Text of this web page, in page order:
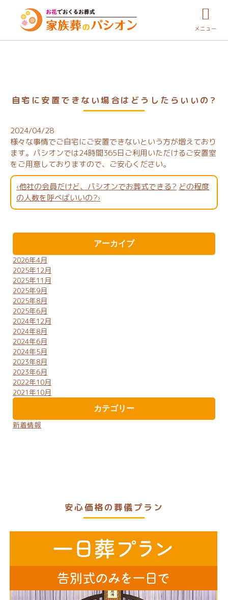
メニュー
自宅に安置できない場合はどうしたらいいの?
2024/04/28
様々な事情でご自宅にご安置できないという方が増えており
ます。パシオンでは24時間365日ご利用いただけるご安置室
をご用意しておりますので、ご安心ください。
‹他社の会員だけど、パシオンでお葬式できる? どの程度
の人数を呼べばいいの?›
アーカイブ
2026年4月
2025年12月
2025年11月
2025年9月
2025年8月
2025年6月
2024年12月
2024年8月
2024年6月
2024年5月
2023年8月
2023年6月
2022年10月
2021年10月
カテゴリー
新着情報
安心価格の葬儀プラン